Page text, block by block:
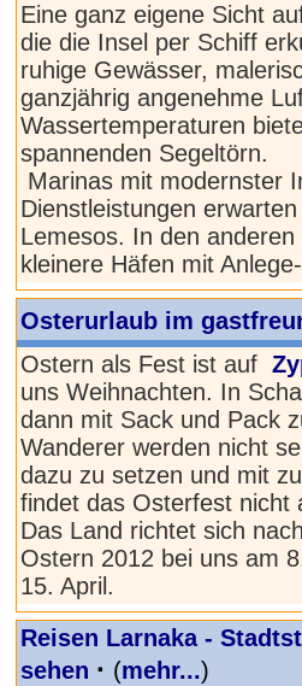
Eine ganz eigene Sicht
die die Insel per Schiff
ruhige Gewässer,
ganzjährig angenehme
Wassertemperaturen
spannenden Segeltörn.
Marinas mit modernster
Dienstleistungen
Lemesos. In den
kleinere Häfen mit
Osterurlaub im
Ostern als Fest ist auf
uns Weihnachten. In
dann mit Sack und Pack
Wanderer werden nicht
dazu zu setzen und mit
findet das Osterfest nicht
Das Land richtet sich
Ostern 2012 bei uns am
15. April.
Reisen Larnaka -
sehen · (mehr...)